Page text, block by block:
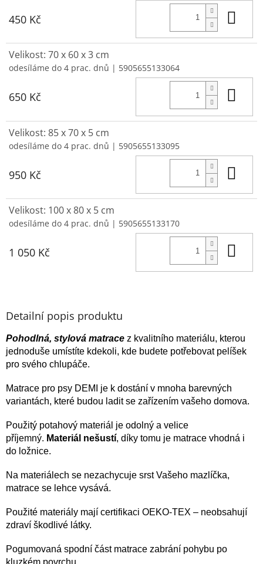
450 Kč
Velikost: 70 x 60 x 3 cm
odesíláme do 4 prac. dnů | 5905655133064
650 Kč
Velikost: 85 x 70 x 5 cm
odesíláme do 4 prac. dnů | 5905655133095
950 Kč
Velikost: 100 x 80 x 5 cm
odesíláme do 4 prac. dnů | 5905655133170
1 050 Kč
Detailní popis produktu
Pohodlná, stylová matrace z kvalitního materiálu, kterou
jednoduše umístíte kdekoli, kde budete potřebovat pelíšek
pro svého chlupáče.
Matrace pro psy DEMI je k dostání v mnoha barevných
variantách, které budou ladit se zařízením vašeho domova.
Použitý potahový materiál je odolný a velice
příjemný. Materiál nešustí, díky tomu je matrace vhodná i
do ložnice.
Na materiálech se nezachycuje srst Vašeho mazlíčka,
matrace se lehce vysává.
Použité materiály mají certifikaci OEKO-TEX – neobsahují
zdraví škodlivé látky.
Pogumovaná spodní část matrace zabrání pohybu po
kluzkém povrchu.